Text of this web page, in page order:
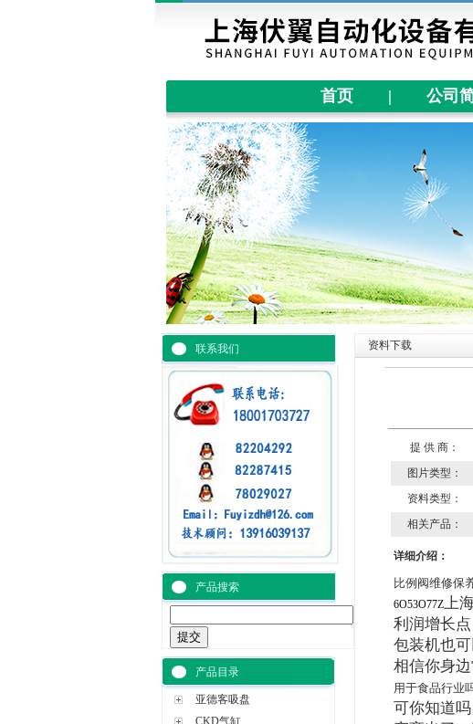
首页 | 公司
联系我们
产品搜索
产品目录
亚德客吸盘
CKD气缸
资料下载
提 供 商：
图片类型：
资料类型：
相关产品：
详细介绍：
比例阀维修保
6O53O77Z上
利润增长
包装机也
相信你身
用于食品行业
可你知道